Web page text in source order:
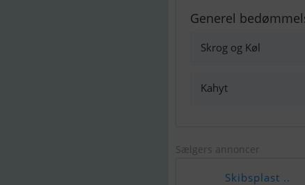
Generel
Skrog og Køl
Kahyt
Sælgers annoncer
Skibsplast ..